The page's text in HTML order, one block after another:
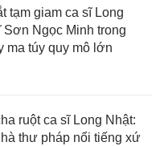
tạm giam ca sĩ Long
Sơn Ngọc Minh trong
ma túy quy mô lớn
ruột ca sĩ Long Nhật:
thư pháp nổi tiếng xứ